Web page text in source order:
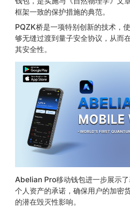
框架一致的保护措施的典范。
PQZK桥是一项特别创新的技术，
够无缝过渡到量子安全协议，从而
其安全性。
Abelian Pro移动钱包进一步展示
个人资产的承诺，确保用户的加密
的潜在毁灭性影响。